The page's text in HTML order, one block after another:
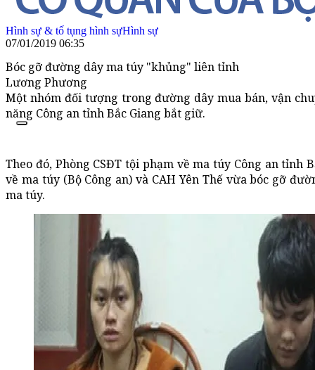
Hình sự & tố tụng hình sựHình sự
07/01/2019 06:35
Bóc gỡ đường dây ma túy "khủng" liên tỉnh
Lương Phương
Một nhóm đối tượng trong đường dây mua bán, vận
năng Công an tỉnh Bắc Giang bắt giữ.
Theo đó, Phòng CSĐT tội phạm về ma túy Công an tỉnh
về ma túy (Bộ Công an) và CAH Yên Thế vừa bóc gỡ
ma túy.